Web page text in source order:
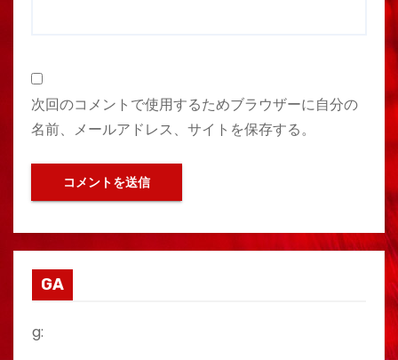
次回のコメントで使用するためブラウザーに自分の
名前、メールアドレス、サイトを保存する。
GA
g: